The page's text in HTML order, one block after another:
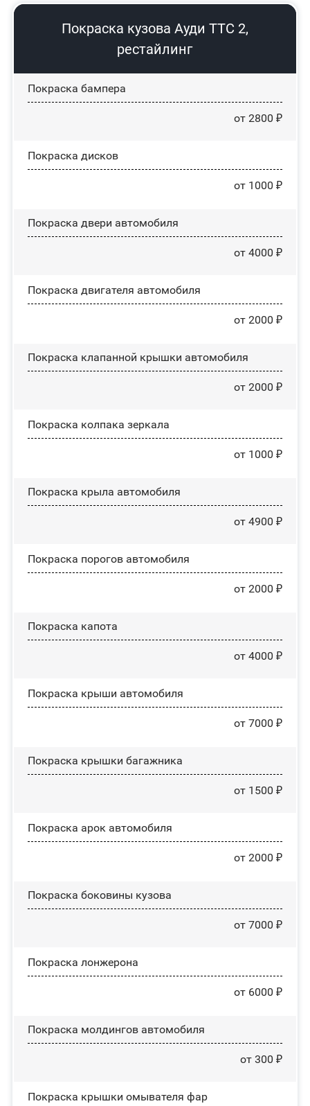
Покраска кузова Ауди ТТС 2,
рестайлинг
Покраска бампера
от 2800 ₽
Покраска дисков
от 1000 ₽
Покраска двери автомобиля
от 4000 ₽
Покраска двигателя автомобиля
от 2000 ₽
Покраска клапанной крышки автомобиля
от 2000 ₽
Покраска колпака зеркала
от 1000 ₽
Покраска крыла автомобиля
от 4900 ₽
Покраска порогов автомобиля
от 2000 ₽
Покраска капота
от 4000 ₽
Покраска крыши автомобиля
от 7000 ₽
Покраска крышки багажника
от 1500 ₽
Покраска арок автомобиля
от 2000 ₽
Покраска боковины кузова
от 7000 ₽
Покраска лонжерона
от 6000 ₽
Покраска молдингов автомобиля
от 300 ₽
Покраска крышки омывателя фар